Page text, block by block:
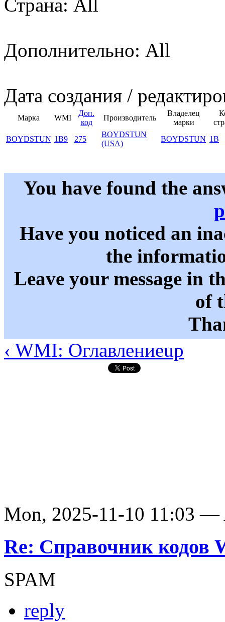
Страна: All
Дополнительно: All
Дата создания /
Марка WMI
Доп.
код
Производитель
Владелец
марки
BOYDSTUN 1B9 275
BOYDSTUN
(USA)
BOYDSTUN 1B
You have found the
Have you noticed an
the
Leave your message in
of
‹ WMI: Оглавлениеup
Mon, 2025-11-10 11:03 —
Re: Справочник кодов
SPAM
reply